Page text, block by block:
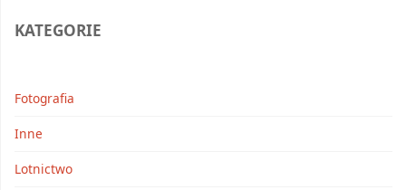
KATEGORIE
Fotografia
Inne
Lotnictwo